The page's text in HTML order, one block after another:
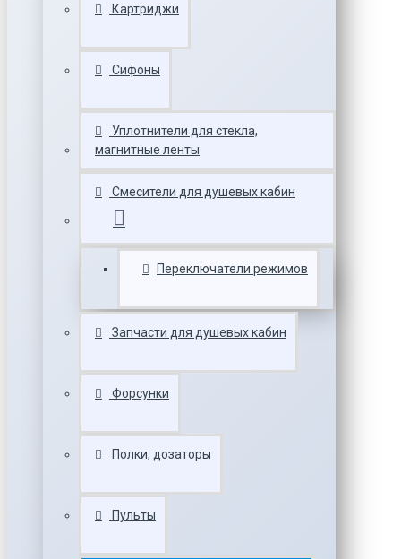
Картриджи
Сифоны
Уплотнители для стекла,
магнитные ленты
Смесители для душевых кабин
Переключатели режимов
Запчасти для душевых кабин
Форсунки
Полки, дозаторы
Пульты